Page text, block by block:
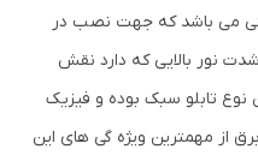
می باشد که جهت نصب در
نور بالایی که دارد نقش
نوع تابلو سبک بوده و فیزیک
از مهمترین ویژه گی های این